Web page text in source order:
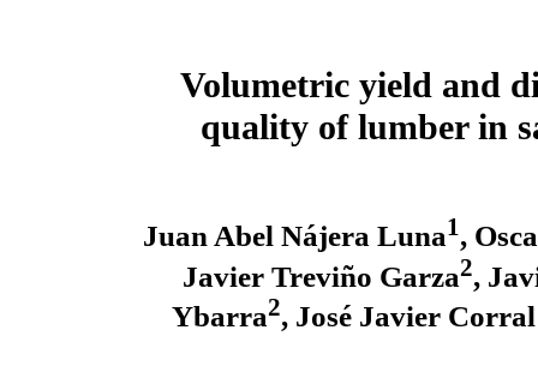
Volumetric yield and
quality of lumber in
Juan Abel Nájera Luna1,
Javier Treviño Garza2,
Ybarra2, José Javier